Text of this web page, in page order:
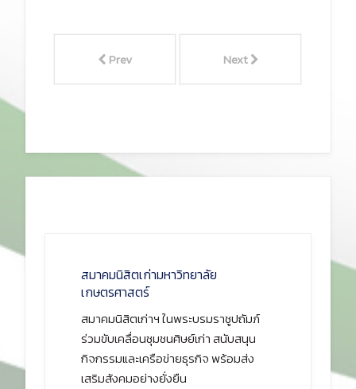
Prev Next
สมาคมนิสิตเก่ามหาวิทยาลัย
เกษตรศาสตร์
สมาคมนิสิตเก่าฯ ในพระบรมราชูปถัมภ์
ร่วมขับเคลื่อนชุมชนศิษย์เก่า สนับสนุน
กิจกรรมและเครือข่ายธุรกิจ พร้อมส่ง
เสริมสังคมอย่างยั่งยืน